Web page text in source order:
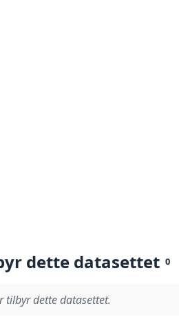
dette datasettet 0
tilbyr dette datasettet.